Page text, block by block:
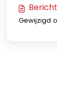
Gewijzigd